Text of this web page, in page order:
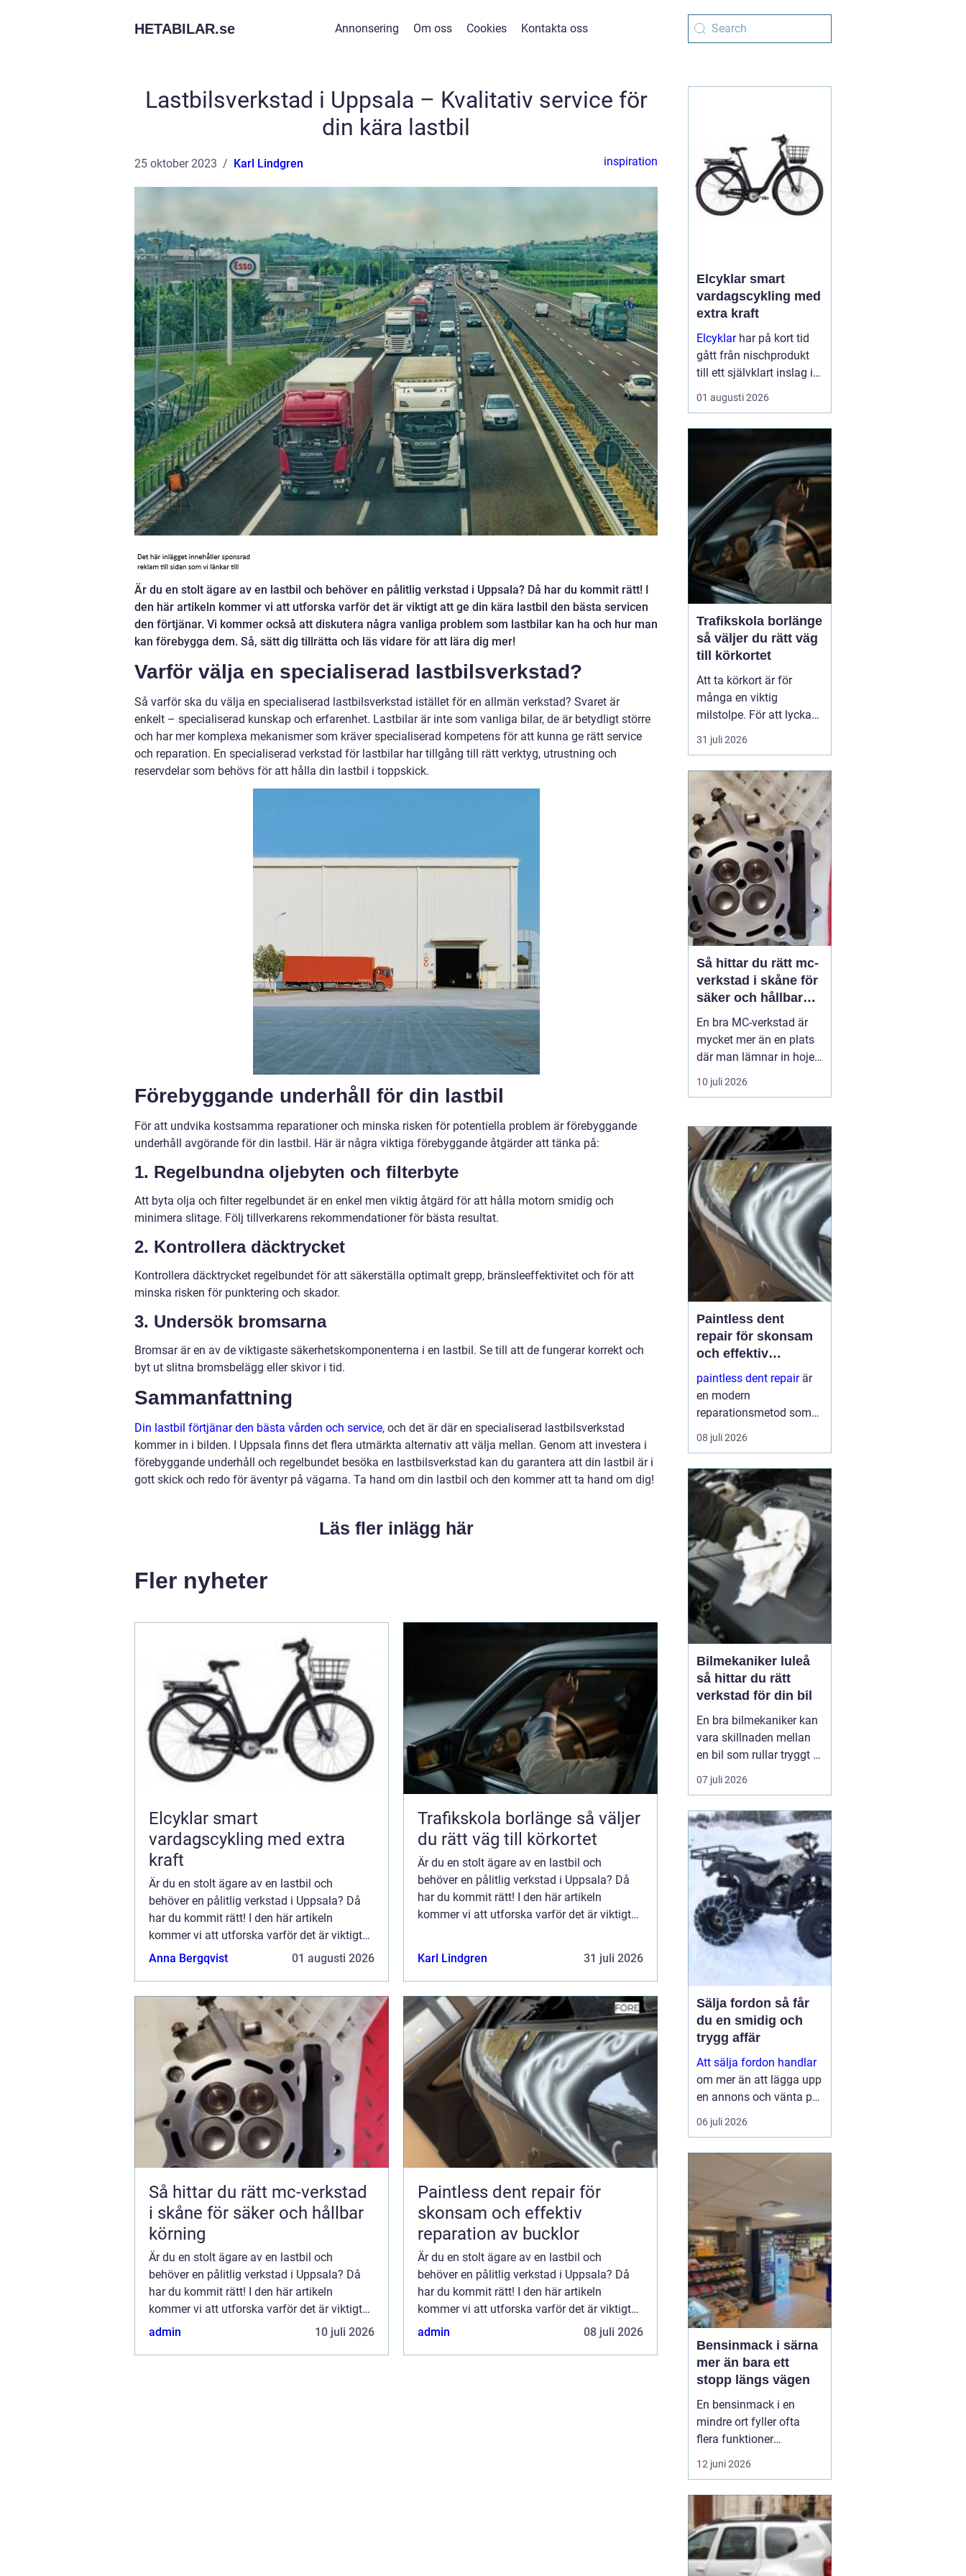
HETABILAR.se Annonsering Om oss Cookies Kontakta oss
Lastbilsverkstad i Uppsala – Kvalitativ service för
din kära lastbil
25 oktober 2023 Karl Lindgren inspiration
Är du en stolt ägare av en lastbil och behöver en pålitlig verkstad i Uppsala? Då har du kommit rätt! I
den här artikeln kommer vi att utforska varför det är viktigt att ge din kära lastbil den bästa servicen
den förtjänar. Vi kommer också att diskutera några vanliga problem som lastbilar kan ha och hur man
kan förebygga dem. Så, sätt dig tillrätta och läs vidare för att lära dig mer!
Varför välja en specialiserad lastbilsverkstad?
Så varför ska du välja en specialiserad lastbilsverkstad istället för en allmän verkstad? Svaret är
enkelt – specialiserad kunskap och erfarenhet. Lastbilar är inte som vanliga bilar, de är betydligt större
och har mer komplexa mekanismer som kräver specialiserad kompetens för att kunna ge rätt service
och reparation. En specialiserad verkstad för lastbilar har tillgång till rätt verktyg, utrustning och
reservdelar som behövs för att hålla din lastbil i toppskick.
Förebyggande underhåll för din lastbil
För att undvika kostsamma reparationer och minska risken för potentiella problem är förebyggande
underhåll avgörande för din lastbil. Här är några viktiga förebyggande åtgärder att tänka på:
1. Regelbundna oljebyten och filterbyte
Att byta olja och filter regelbundet är en enkel men viktig åtgärd för att hålla motorn smidig och
minimera slitage. Följ tillverkarens rekommendationer för bästa resultat.
2. Kontrollera däcktrycket
Kontrollera däcktrycket regelbundet för att säkerställa optimalt grepp, bränsleeffektivitet och för att
minska risken för punktering och skador.
3. Undersök bromsarna
Bromsar är en av de viktigaste säkerhetskomponenterna i en lastbil. Se till att de fungerar korrekt och
byt ut slitna bromsbelägg eller skivor i tid.
Sammanfattning
Din lastbil förtjänar den bästa vården och service, och det är där en specialiserad lastbilsverkstad
kommer in i bilden. I Uppsala finns det flera utmärkta alternativ att välja mellan. Genom att investera i
förebyggande underhåll och regelbundet besöka en lastbilsverkstad kan du garantera att din lastbil är i
gott skick och redo för äventyr på vägarna. Ta hand om din lastbil och den kommer att ta hand om dig!
Läs fler inlägg här
Fler nyheter
Elcyklar smart
vardagscykling med extra
kraft
Är du en stolt ägare av en lastbil och
behöver en pålitlig verkstad i Uppsala? Då
har du kommit rätt! I den här artikeln
kommer vi att utforska varför det är viktigt
att ge din kära lastbil den bästa servicen den
Anna Bergqvist 01 augusti 2026
Trafikskola borlänge så väljer
du rätt väg till körkortet
Är du en stolt ägare av en lastbil och
behöver en pålitlig verkstad i Uppsala? Då
har du kommit rätt! I den här artikeln
kommer vi att utforska varför det är viktigt
Karl Lindgren 31 juli 2026
Så hittar du rätt mc-verkstad
i skåne för säker och hållbar
körning
Är du en stolt ägare av en lastbil och
behöver en pålitlig verkstad i Uppsala? Då
har du kommit rätt! I den här artikeln
kommer vi att utforska varför det är viktigt
att ge din kära lastbil den bästa servicen den
admin 10 juli 2026
Paintless dent repair för
skonsam och effektiv
reparation av bucklor
Är du en stolt ägare av en lastbil och
behöver en pålitlig verkstad i Uppsala? Då
har du kommit rätt! I den här artikeln
kommer vi att utforska varför det är viktigt
att ge din kära lastbil den bästa servicen den
admin 08 juli 2026
Elcyklar smart
vardagscykling med
extra kraft
Elcyklarhar på kort tid
gått från nischprodukt
till ett självklart inslag i
många städer och
samhällen.
elassistans gör det
enklare att välja cykeln i
01 augusti 2026
Trafikskola borlänge
så väljer du rätt väg
till körkortet
Att ta körkort är för
många en viktig
milstolpe. För att lyckas
på ett tryggt och
effektivt sätt spelar valet
Den som söker en
Trafikskola Borlänge
möter i dag många
alternativ, med a...
31 juli 2026
Så hittar du rätt mc-
verkstad i skåne för
säker och hållbar
körning
En bra MC-verkstad är
mycket mer än en plats
där man lämnar in hojen
när något går sönder.
För många förare i
trygghet, säkerhet och
körglädje under lång tid
framöver. En
genomtänkt serviceplan
förlänger livslängden på
motorcykel...
10 juli 2026
Paintless dent
repair för skonsam
och effektiv
reparation av
bucklor
paintless dent repairär
en modern
reparationsmetod som
används för att ta bort
bucklor i bilplåt utan att
har blivit mycket populär
i sverige eftersom den
kombinerar
hantverksskickl...
08 juli 2026
Bilmekaniker luleå
så hittar du rätt
verkstad för din bil
En bra bilmekaniker kan
vara skillnaden mellan
en bil som rullar tryggt i
många år och
återkommande problem
I Luleå finns många
verkstäder att välja på,
men hur vet du
egentligen vem som gör
ett bra jobb, håller vad
de lova...
07 juli 2026
Sälja fordon så får
du en smidig och
trygg affär
Att sälja fordon handlar
om mer än att lägga upp
en annons och vänta på
svar. Många vill få en
bra peng för bilen,
snöskotern, men lika
viktigt är en säker affär,
snabb betalning oc...
06 juli 2026
Bensinmack i särna
mer än bara ett
stopp längs vägen
En bensinmack i en
mindre ort fyller ofta
flera funktioner
samtidigt. I Särna, mitt i
norra Dalarna, blir
knutpunkt för både
ortsbor och
genomresande. Här
handlar det om mer än
12 juni 2026